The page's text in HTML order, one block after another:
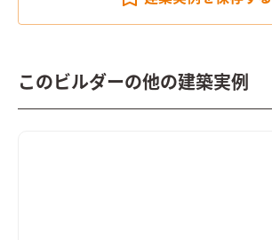
このビルダーの他の建築実例